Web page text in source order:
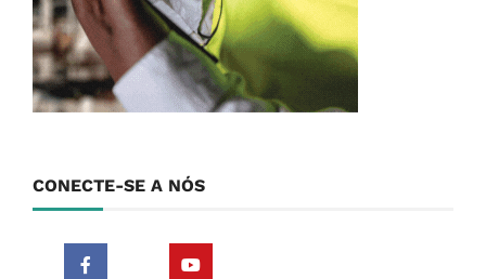
CONECTE-SE A NÓS